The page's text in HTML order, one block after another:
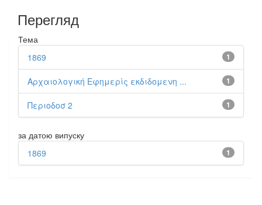
Перегляд
Тема
1
1869
1
Αρχαιολογική Εφημερίς εκδιδομενη ...
1
Περιοδοσ 2
за датою випуску
1
1869